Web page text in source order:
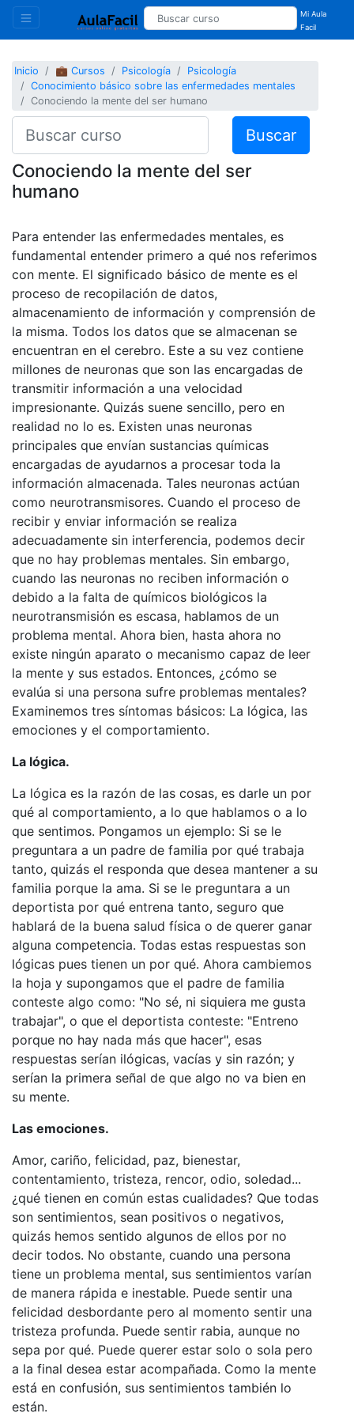
Mi Aula
Facil
Inicio 💼 Cursos Psicología
Psicología
Conocimiento básico sobre las enfermedades mentales
Conociendo la mente del ser humano
Buscar
Conociendo la mente del ser
humano
Para entender las enfermedades mentales, es
fundamental entender primero a qué nos referimos
con mente. El significado básico de mente es el
proceso de recopilación de datos,
almacenamiento de información y comprensión de
la misma. Todos los datos que se almacenan se
encuentran en el cerebro. Este a su vez contiene
millones de neuronas que son las encargadas de
transmitir información a una velocidad
impresionante. Quizás suene sencillo, pero en
realidad no lo es. Existen unas neuronas
principales que envían sustancias químicas
encargadas de ayudarnos a procesar toda la
información almacenada. Tales neuronas actúan
como neurotransmisores. Cuando el proceso de
recibir y enviar información se realiza
adecuadamente sin interferencia, podemos decir
que no hay problemas mentales. Sin embargo,
cuando las neuronas no reciben información o
debido a la falta de químicos biológicos la
neurotransmisión es escasa, hablamos de un
problema mental. Ahora bien, hasta ahora no
existe ningún aparato o mecanismo capaz de leer
la mente y sus estados. Entonces, ¿cómo se
evalúa si una persona sufre problemas mentales?
Examinemos tres síntomas básicos: La lógica, las
emociones y el comportamiento.
La lógica.
La lógica es la razón de las cosas, es darle un por
qué al comportamiento, a lo que hablamos o a lo
que sentimos. Pongamos un ejemplo: Si se le
preguntara a un padre de familia por qué trabaja
tanto, quizás el responda que desea mantener a su
familia porque la ama. Si se le preguntara a un
deportista por qué entrena tanto, seguro que
hablará de la buena salud física o de querer ganar
alguna competencia. Todas estas respuestas son
lógicas pues tienen un por qué. Ahora cambiemos
la hoja y supongamos que el padre de familia
conteste algo como: "No sé, ni siquiera me gusta
trabajar", o que el deportista conteste: "Entreno
porque no hay nada más que hacer", esas
respuestas serían ilógicas, vacías y sin razón; y
serían la primera señal de que algo no va bien en
su mente.
Las emociones.
Amor, cariño, felicidad, paz, bienestar,
contentamiento, tristeza, rencor, odio, soledad...
¿qué tienen en común estas cualidades? Que todas
son sentimientos, sean positivos o negativos,
quizás hemos sentido algunos de ellos por no
decir todos. No obstante, cuando una persona
tiene un problema mental, sus sentimientos varían
de manera rápida e inestable. Puede sentir una
felicidad desbordante pero al momento sentir una
tristeza profunda. Puede sentir rabia, aunque no
sepa por qué. Puede querer estar solo o sola pero
a la final desea estar acompañada. Como la mente
está en confusión, sus sentimientos también lo
están.